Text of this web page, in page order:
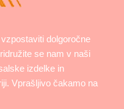
dolgoročne
se nam v naši
izdelke in
Vprašljivo čakamo na